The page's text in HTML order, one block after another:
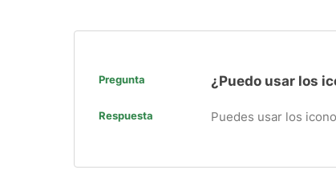
Pregunta ¿Puedo usar los
Respuesta Puedes usar los